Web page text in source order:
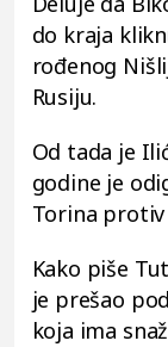
do kraja
rođenog
Rusiju.
Od tada je
godine je
Torina protiv
Kako piše
je prešao
koja ima